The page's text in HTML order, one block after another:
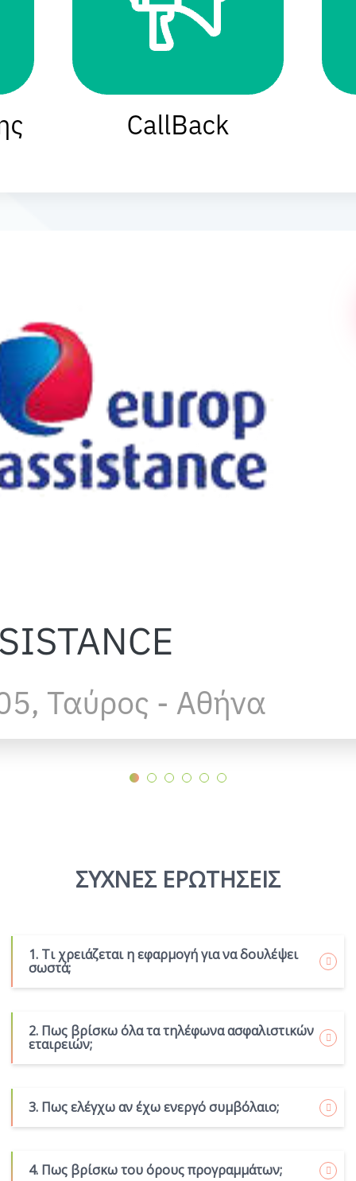
ΣΥΧΝΕΣ ΕΡΩΤΗΣΕΙΣ
1. Τι χρειάζεται η εφαρμογή για να δουλέψει
σωστά;
2. Πως βρίσκω όλα τα τηλέφωνα ασφαλιστικών
εταιρειών;
3. Πως ελέγχω αν έχω ενεργό συμβόλαιο;
4. Πως βρίσκω του όρους προγραμμάτων;